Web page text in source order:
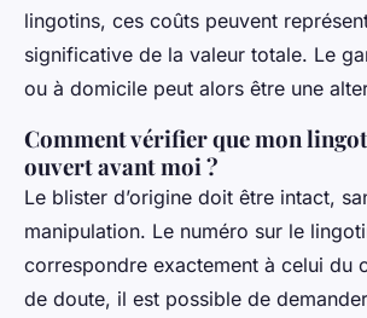
lingotins, ces coûts peuvent
significative de la valeur totale. Le
ou à domicile peut alors être une
Comment vérifier que mon
ouvert avant moi ?
Le blister d’origine doit être intact,
manipulation. Le numéro sur le
correspondre exactement à celui du
de doute, il est possible de